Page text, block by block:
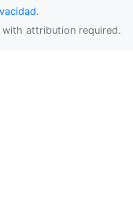
.
with attribution required.